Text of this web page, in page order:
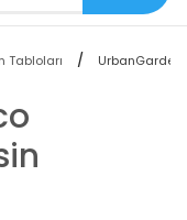
Tabloları UrbanGarden